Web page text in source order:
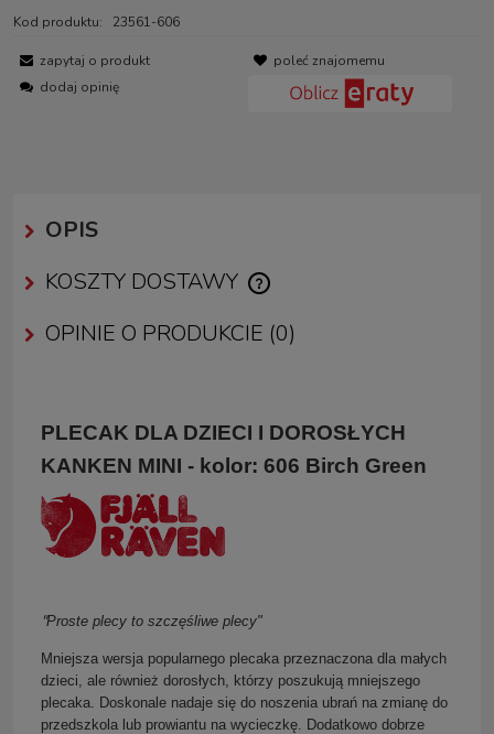
Kod produktu: 23561-606
zapytaj o produkt
poleć znajomemu
dodaj opinię
OPIS
KOSZTY DOSTAWY
CENA NIE ZAWIERA EWENTUALNYCH KOSZTÓW PŁATNOŚCI
OPINIE O PRODUKCIE (0)
PLECAK DLA DZIECI I DOROSŁYCH
KANKEN MINI - kolor: 606 Birch Green
"Proste plecy to szczęśliwe plecy"
Mniejsza wersja popularnego plecaka przeznaczona dla małych
dzieci, ale również dorosłych, którzy poszukują mniejszego
plecaka. Doskonale nadaje się do noszenia ubrań na zmianę do
przedszkola lub prowiantu na wycieczkę. Dodatkowo dobrze